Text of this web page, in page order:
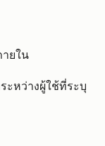
ยใน
ะหว่างผู้ใช้ที่ระบุ